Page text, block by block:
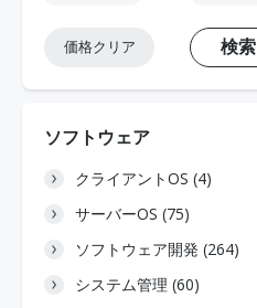
価格クリア 検索
ソフトウェア
クライアントOS (4)
サーバーOS (75)
ソフトウェア開発 (264)
システム管理 (60)